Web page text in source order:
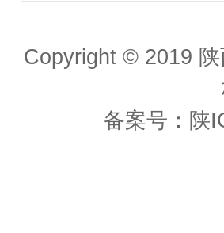
Copyright © 2019
备案号： 陕